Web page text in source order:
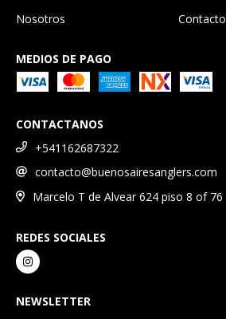
Nosotros Contacto
MEDIOS DE PAGO
CONTACTANOS
+541162687322
contacto@buenosairesanglers.com
Marcelo T de Alvear 624 piso 8 of 76
REDES SOCIALES
NEWSLETTER